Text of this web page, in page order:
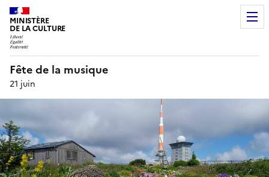
MINISTÈRE
DE LA CULTURE
Fête de la musique
21 juin